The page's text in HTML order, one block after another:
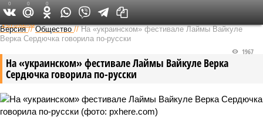
Федеральный выпуск
Версия //Общество //На «украинском» фестивале Лаймы Вайкуле
Верка Сердючка говорила по-русски
На «украинском» фестивале Лаймы Вайкуле Верка
Сердючка говорила по-русски
1967
0 0 0